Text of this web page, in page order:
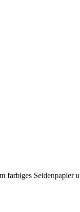
farbiges Seidenpapier